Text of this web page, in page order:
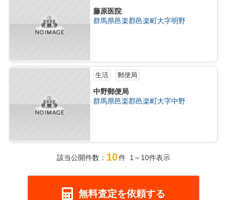
藤原医院
群馬県邑楽郡邑楽町大字明野
生活 郵便局
中野郵便局
群馬県邑楽郡邑楽町大字中野
該当公開件数： 10件 1～10件表示
無料査定を依頼する